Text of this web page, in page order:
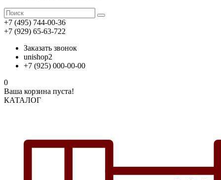
+7 (495) 744-00-36
+7 (929) 65-63-722
Заказать звонок
unishop2
+7 (925) 000-00-00
0
Ваша корзина пуста!
КАТАЛОГ